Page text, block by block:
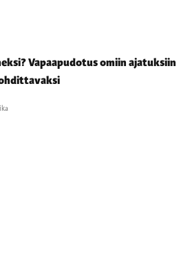
Vapaapudotus omiin ajatuksiin